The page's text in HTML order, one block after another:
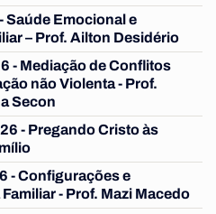
Saúde Emocional e
– Prof. Ailton Desidério
- Mediação de Conflitos
não Violenta - Prof.
Secon
- Pregando Cristo às
- Configurações e
- Prof. Mazi Macedo